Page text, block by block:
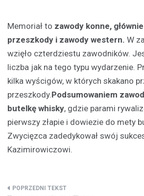
Memoriał to zawody konne, głównie
przeszkody i zawody western. W
wzięło czterdziestu zawodników.
liczba jak na tego typu wydarzenie.
kilka wyścigów, w których skakano
przeszkody.Podsumowaniem
butelkę whisky, gdzie parami
pierwszy złapie i dowiezie do mety
Zwycięzca zadedykował swój
Kazimirowiczowi.
Nawigacja